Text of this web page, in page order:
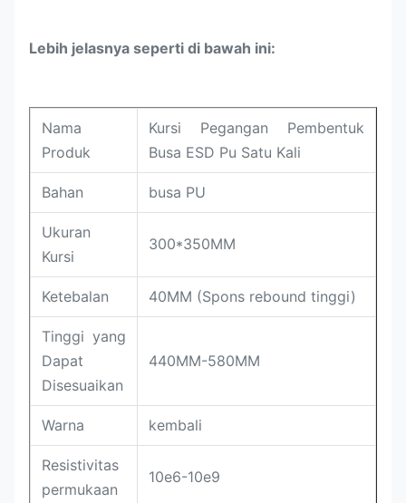
Lebih jelasnya seperti di bawah ini:
Nama
Produk
Kursi Pegangan Pembentuk
Busa ESD Pu Satu Kali
Bahan busa PU
Ukuran
Kursi
300*350MM
Ketebalan 40MM (Spons rebound tinggi)
Tinggi yang
Dapat
Disesuaikan
440MM-580MM
Warna kembali
Resistivitas
permukaan
10e6-10e9